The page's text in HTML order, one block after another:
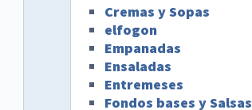
Cremas y Sopas
elfogon
Empanadas
Ensaladas
Entremeses
Fondos bases y Salsas